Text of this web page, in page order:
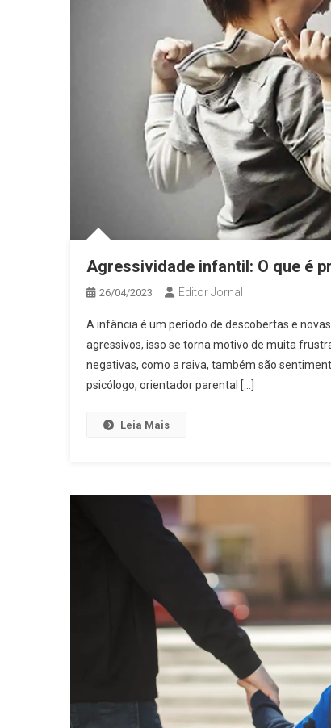
Agressividade infantil: O que é
26/04/2023 Editor Jornal
A infância é um período de descobertas e
agressivos, isso se torna motivo de muita
negativas, como a raiva, também são
psicólogo, orientador parental […]
Leia Mais